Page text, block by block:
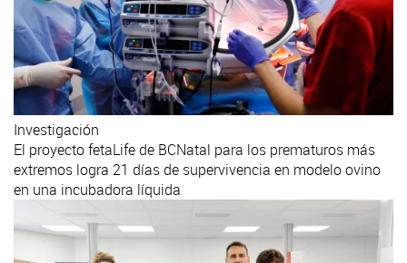
Investigación
El proyecto fetaLife de BCNatal para los prematuros más
extremos logra 21 días de supervivencia en modelo ovino
en una incubadora líquida